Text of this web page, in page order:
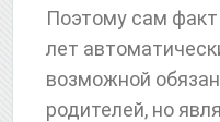
Поэтому сам
лет
возможной
родителей, но